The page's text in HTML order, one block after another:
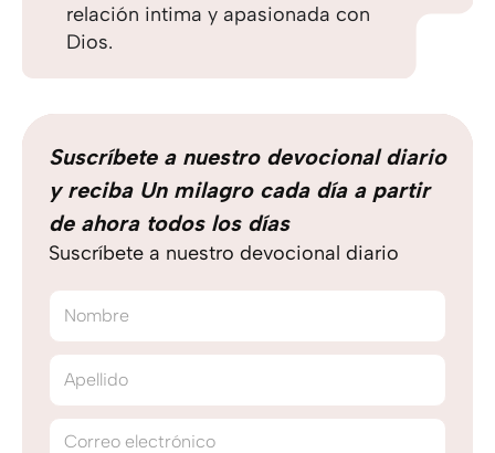
relación intima y apasionada con
Dios.
Suscríbete a nuestro devocional diario
y reciba Un milagro cada día a partir
de ahora todos los días
Suscríbete a nuestro devocional diario
Nombre
Apellido
Correo electrónico